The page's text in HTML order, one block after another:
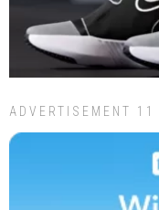
ADVERTISEMENT 11